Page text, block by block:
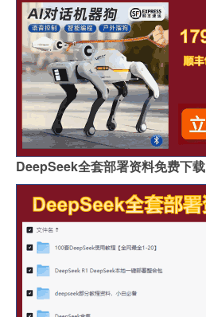
DeepSeek全套部署资料免费下载